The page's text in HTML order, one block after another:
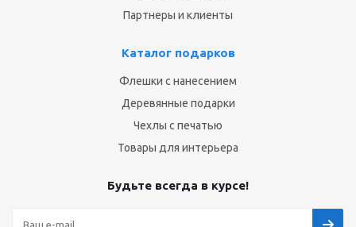
Партнеры и клиенты
Каталог подарков
Флешки с нанесением
Деревянные подарки
Чехлы с печатью
Товары для интерьера
Будьте всегда в курсе!